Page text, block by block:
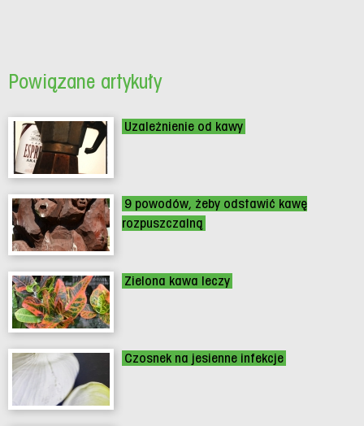
Powiązane artykuły
Uzależnienie od kawy
9 powodów, żeby odstawić kawę
rozpuszczalną
Zielona kawa leczy
Czosnek na jesienne infekcje